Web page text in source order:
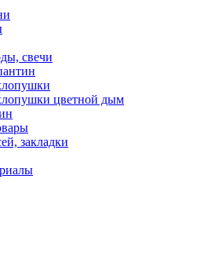
свечи
цветной дым
закладки